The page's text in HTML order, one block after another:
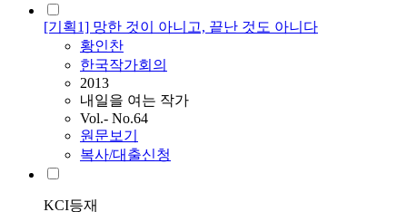
[기획1] 망한 것이 아니고, 끝난 것도 아니다
황인찬
한국작가회의
2013
내일을 여는 작가
Vol.- No.64
원문보기
복사/대출신청
KCI등재